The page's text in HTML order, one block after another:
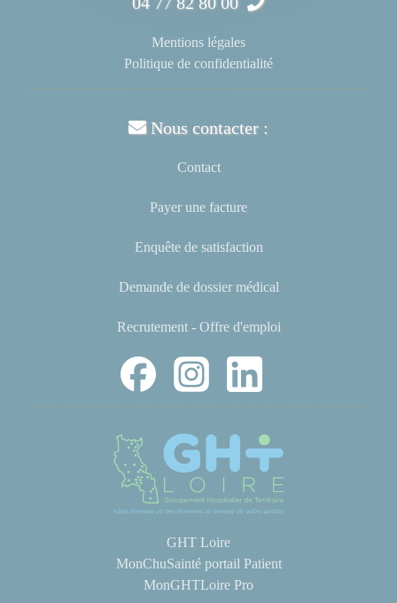
Mentions légales
Politique de confidentialité
Nous contacter :
Contact
Payer une facture
Enquête de satisfaction
Demande de dossier médical
Recrutement - Offre d'emploi
GHT Loire
MonChuSainté portail Patient
MonGHTLoire Pro